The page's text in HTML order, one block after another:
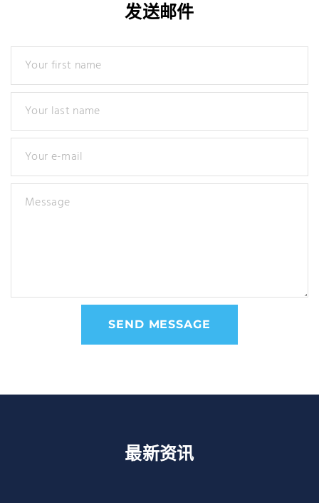
发送邮件
Your first name
Your last name
Your e-mail
Message
SEND MESSAGE
最新资讯